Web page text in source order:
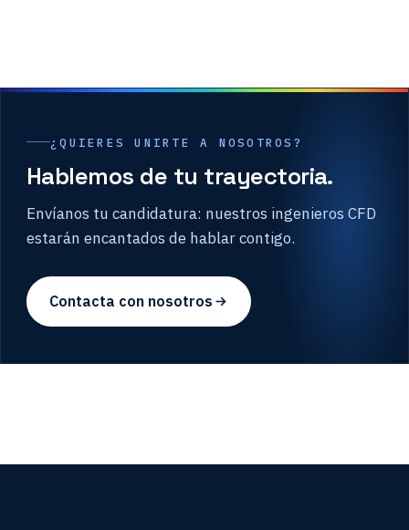
¿QUIERES UNIRTE A NOSOTROS?
Hablemos de tu trayectoria.
Envíanos tu candidatura: nuestros ingenieros CFD
estarán encantados de hablar contigo.
Contacta con nosotros